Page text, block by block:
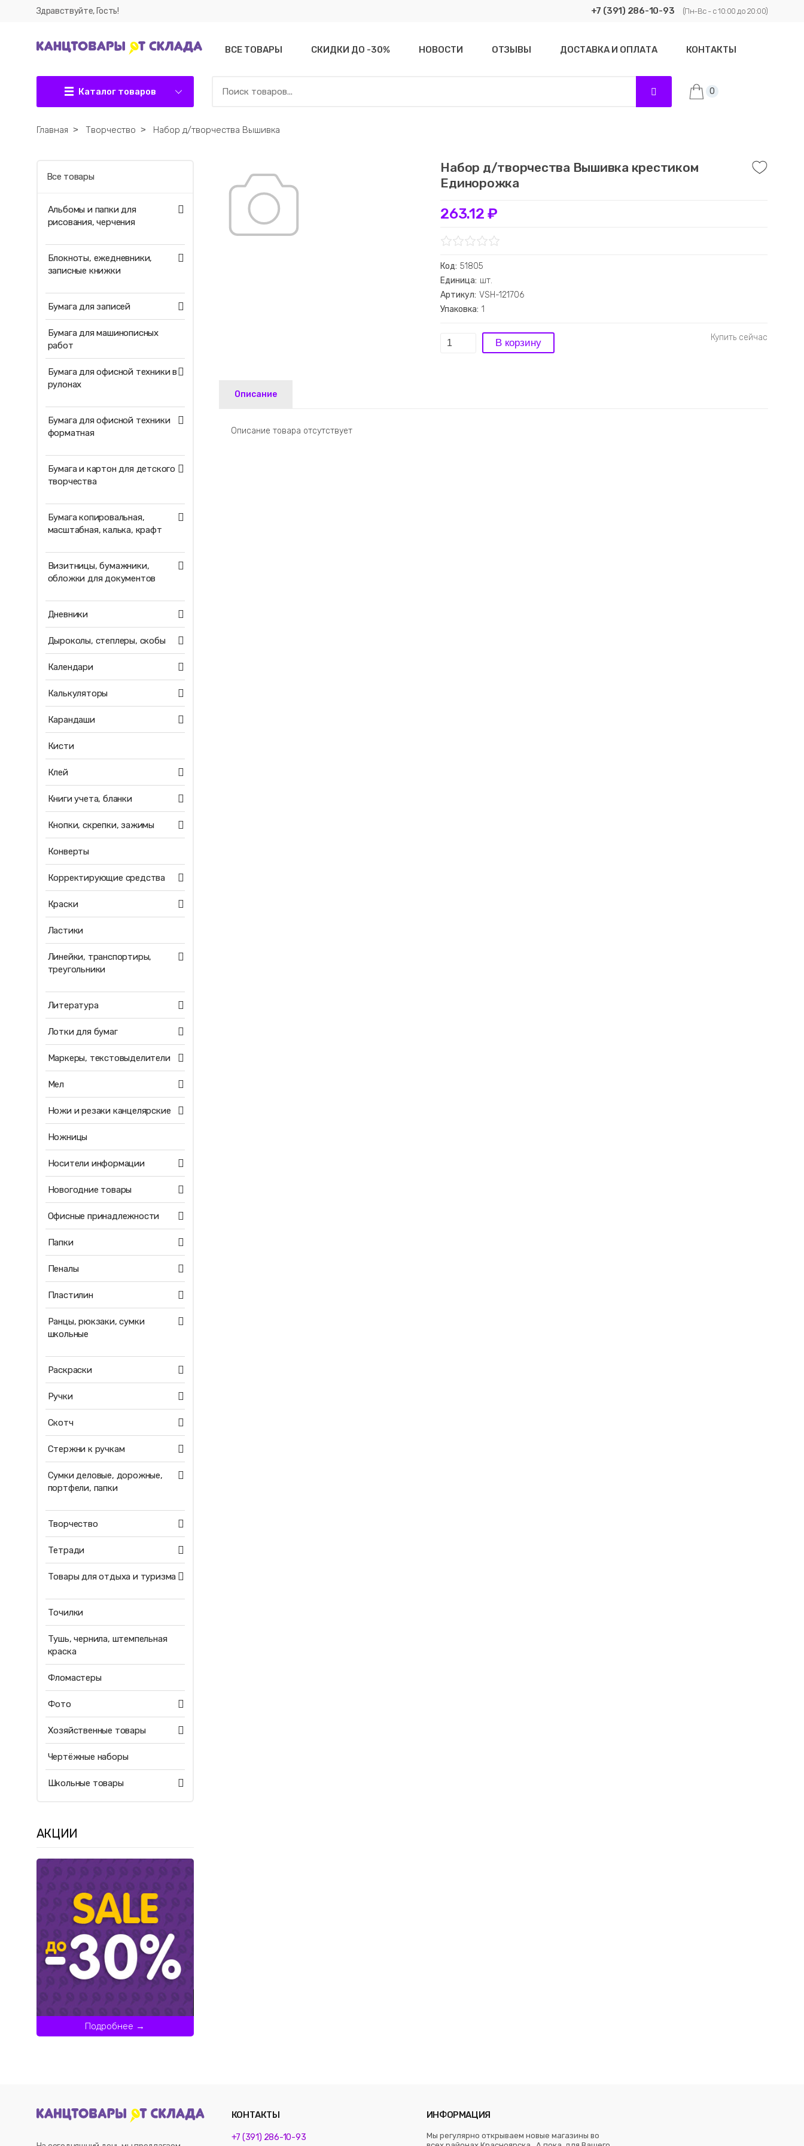
Здравствуйте, Гость! +7 (391) 286-10-93 (Пн-Вс - с 10:00 до 20:00)
Каталог товаров
ВСЕ ТОВАРЫ СКИДКИ ДО -30% НОВОСТИ ОТЗЫВЫ ДОСТАВКА И ОПЛАТА КОНТАКТЫ
0
Главная ˃ Творчество ˃ Набор д/творчества Вышивка
Набор д/творчества Вышивка крестиком
Единорожка
263.12 ₽
Код: 51805
Единица: шт.
Артикул: VSH-121706
Упаковка: 1
Описание
Описание товара отсутствует
Все товары
Альбомы и папки для
рисования, черчения
Блокноты, ежедневники,
записные книжки
Бумага для записей
Бумага для машинописных
работ
Бумага для офисной техники в
рулонах
Бумага для офисной техники
форматная
Бумага и картон для детского
творчества
Бумага копировальная,
масштабная, калька, крафт
Визитницы, бумажники,
обложки для документов
Дневники
Дыроколы, степлеры, скобы
Календари
Калькуляторы
Карандаши
Кисти
Клей
Книги учета, бланки
Кнопки, скрепки, зажимы
Конверты
Корректирующие средства
Краски
Ластики
Линейки, транспортиры,
треугольники
Литература
Лотки для бумаг
Маркеры, текстовыделители
Мел
Ножи и резаки канцелярские
Ножницы
Носители информации
Новогодние товары
Офисные принадлежности
Папки
Пеналы
Пластилин
Ранцы, рюкзаки, сумки
школьные
Раскраски
Ручки
Скотч
Стержни к ручкам
Сумки деловые, дорожные,
портфели, папки
Творчество
Тетради
Товары для отдыха и туризма
Точилки
Тушь, чернила, штемпельная
краска
Фломастеры
Фото
Хозяйственные товары
Чертёжные наборы
Школьные товары
АКЦИИ
Подробнее →
КОНТАКТЫ
+7 (391) 286-10-93
ИНФОРМАЦИЯ
Мы регулярно открываем новые магазины во